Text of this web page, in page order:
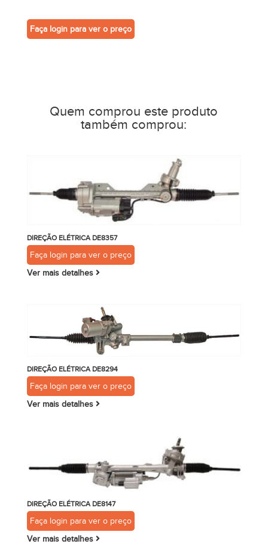
Faça login para ver o preço
Quem comprou este produto
também comprou:
DIREÇÃO ELÉTRICA DE8357
Faça login para ver o preço
Ver mais detalhes
DIREÇÃO ELÉTRICA DE8294
Faça login para ver o preço
Ver mais detalhes
DIREÇÃO ELÉTRICA DE8147
Faça login para ver o preço
Ver mais detalhes